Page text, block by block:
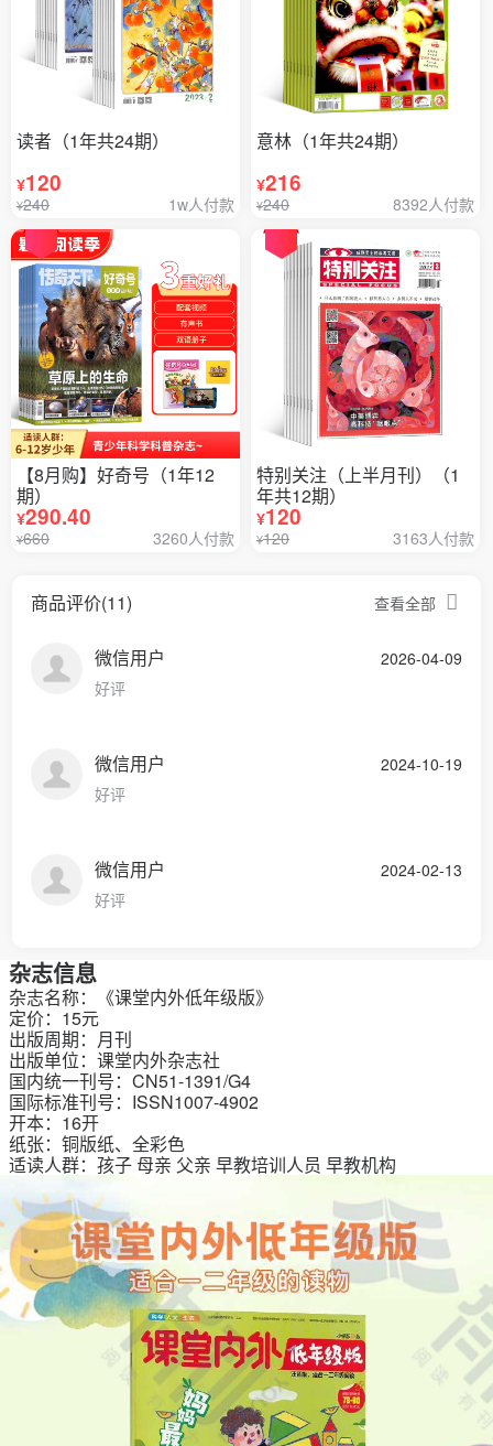
读者（1年共24期）
¥120
¥240 1w人付款
意林（1年共24期）
¥216
¥240 8392人付款
【8月购】好奇号（1年12
期）
¥290.40
¥660 3260人付款
特别关注（上半月刊）（1
年共12期）
¥120
¥120 3163人付款
商品评价(11) 查看全部
微信用户
好评
2026-04-09
微信用户
好评
2024-10-19
微信用户
好评
2024-02-13
杂志信息
杂志名称：《课堂内外低年级版》
定价：15元
出版周期：月刊
出版单位：课堂内外杂志社
国内统一刊号：CN51-1391/G4
国际标准刊号：ISSN1007-4902
开本：16开
纸张：铜版纸、全彩色
适读人群：孩子 母亲 父亲 早教培训人员 早教机构